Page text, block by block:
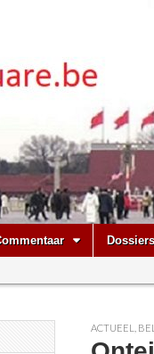
Dossiers
ACTUEEL